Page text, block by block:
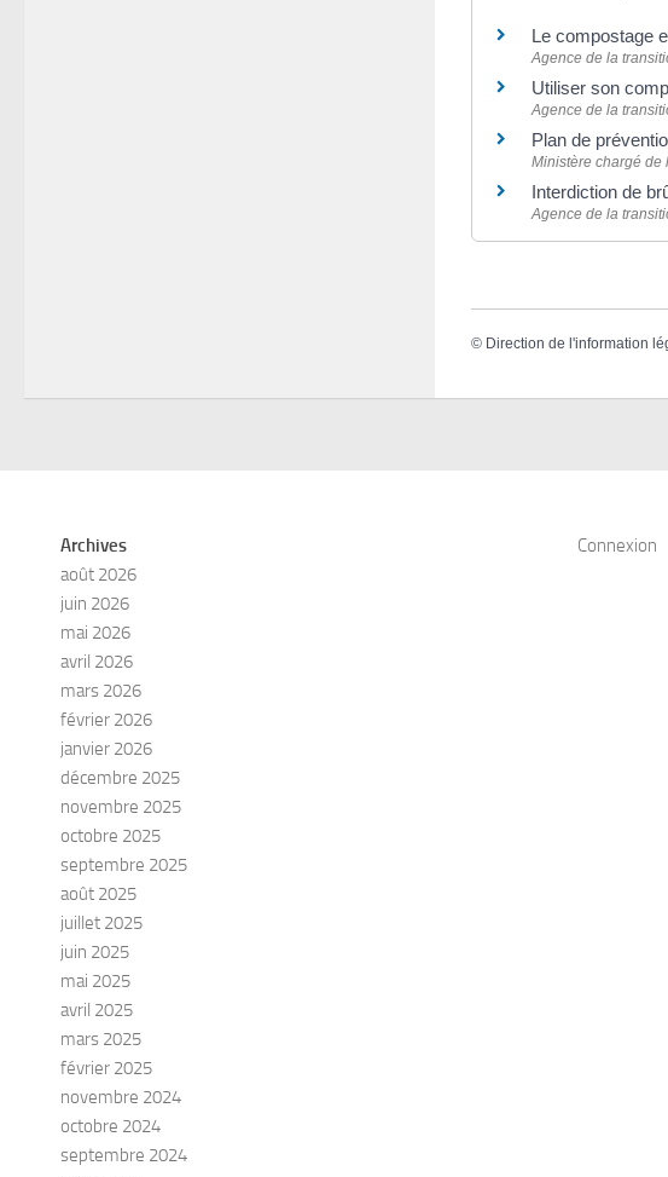
Le compostage
Agence de la
Utiliser son
Agence de la
Plan de
Ministère chargé de
Interdiction de
Agence de la
© Direction de l'information
Archives
août 2026
juin 2026
mai 2026
avril 2026
mars 2026
février 2026
janvier 2026
décembre 2025
novembre 2025
octobre 2025
septembre 2025
août 2025
juillet 2025
juin 2025
mai 2025
avril 2025
mars 2025
février 2025
novembre 2024
octobre 2024
septembre 2024
Connexion